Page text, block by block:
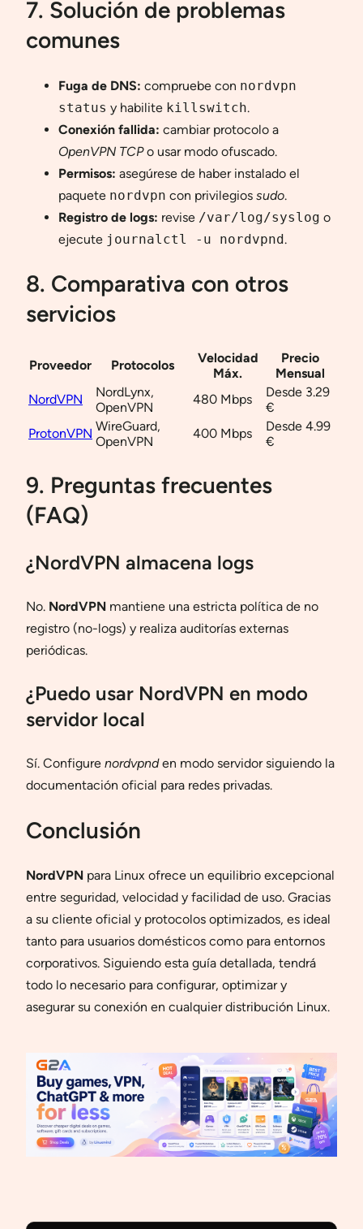
7. Solución de problemas
comunes
Fuga de DNS: compruebe con nordvpn
status y habilite killswitch.
Conexión fallida: cambiar protocolo a
OpenVPN TCPo usar modo ofuscado.
Permisos: asegúrese de haber instalado el
paquete nordvpn con privilegios sudo.
Registro de logs: revise /var/log/syslog o
ejecute journalctl -u nordvpnd.
8. Comparativa con otros
servicios
Proveedor Protocolos
Velocidad
Máx.
Precio
Mensual
NordVPN
NordLynx,
OpenVPN
480 Mbps
Desde 3.29
€
ProtonVPN WireGuard,
OpenVPN
400 Mbps
Desde 4.99
€
9. Preguntas frecuentes
(FAQ)
¿NordVPN almacena logs
No. NordVPN mantiene una estricta política de no
registro (no-logs) y realiza auditorías externas
periódicas.
¿Puedo usar NordVPN en modo
servidor local
Sí. Configure nordvpnden modo servidor siguiendo la
documentación oficial para redes privadas.
Conclusión
NordVPN para Linux ofrece un equilibrio excepcional
entre seguridad, velocidad y facilidad de uso. Gracias
a su cliente oficial y protocolos optimizados, es ideal
tanto para usuarios domésticos como para entornos
corporativos. Siguiendo esta guía detallada, tendrá
todo lo necesario para configurar, optimizar y
asegurar su conexión en cualquier distribución Linux.